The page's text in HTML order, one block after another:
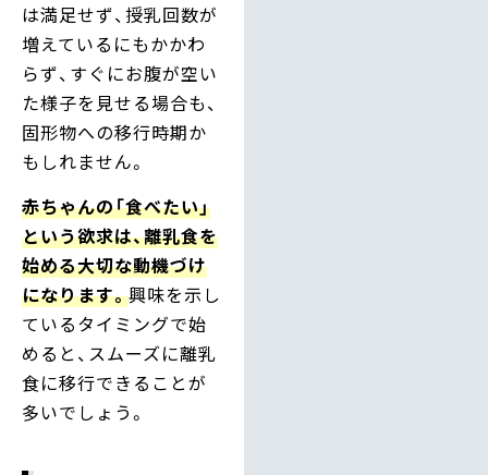
は満足せず、授乳回数が
増えているにもかかわ
らず、すぐにお腹が空い
た様子を見せる場合も、
固形物への移行時期か
もしれません。
赤ちゃんの「食べたい」
という欲求は、離乳食を
始める大切な動機づけ
になります。興味を示し
ているタイミングで始
めると、スムーズに離乳
食に移行できることが
多いでしょう。